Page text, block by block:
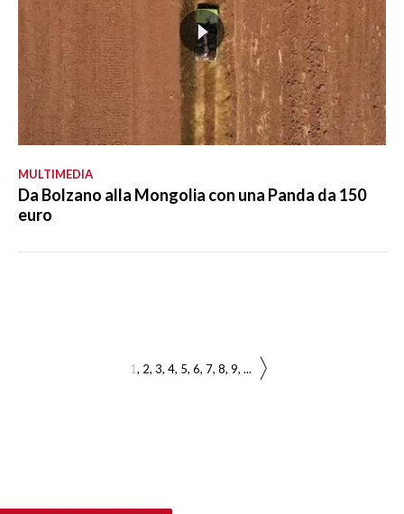
MULTIMEDIA
Da Bolzano alla Mongolia con una Panda da 150
euro
1 2 3 4 5 6 7 8 9 ...